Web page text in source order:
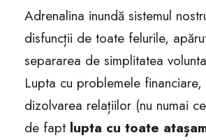
Adrenalina inundă sistemul
disfuncții de toate felurile,
separarea de simplitatea
Lupta cu problemele financiare,
dizolvarea relațiilor (nu numai
de fapt lupta cu toate